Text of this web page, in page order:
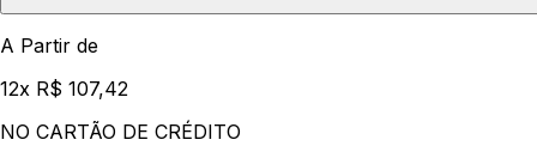
A Partir de
12x R$ 107,42
NO CARTÃO DE CRÉDITO